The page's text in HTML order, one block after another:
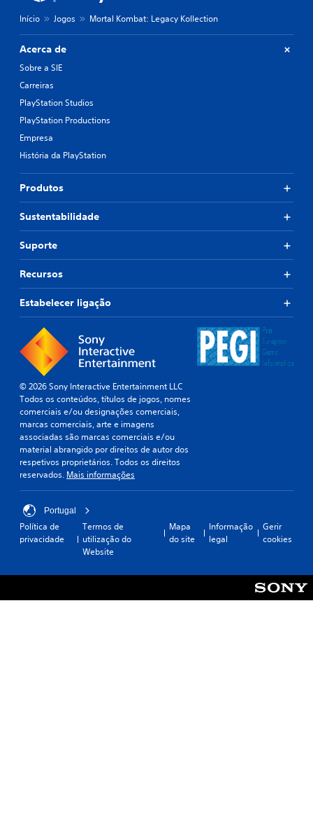
Início Jogos Mortal Kombat: Legacy Kollection
Acerca de
Sobre a SIE
Carreiras
PlayStation Studios
PlayStation Productions
Empresa
História da PlayStation
Produtos
Sustentabilidade
Suporte
Recursos
Estabelecer ligação
© 2026 Sony Interactive Entertainment LLC
Todos os conteúdos, títulos de jogos, nomes
comerciais e/ou designações comerciais,
marcas comerciais, arte e imagens
associadas são marcas comerciais e/ou
material abrangido por direitos de autor dos
respetivos proprietários. Todos os direitos
reservados. Mais informações
Portugal
Política de
privacidade
Termos de
utilização do
Website
Mapa
do site
Informação
legal
Gerir
cookies